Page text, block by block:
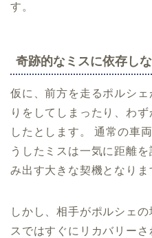
す。
奇跡的なミスに依存し
仮に、前方を走るポルシ
りをしてしまったり、わ
したとします。 通常の車
うしたミスは一気に距離
み出す大きな契機となりま
しかし、相手がポルシェ
スではすぐにリカバリー